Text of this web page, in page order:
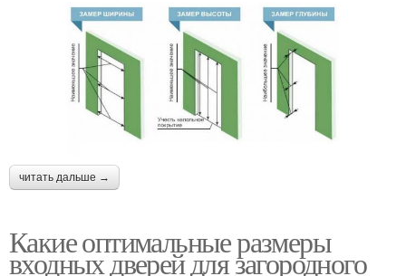
читать дальше →
Какие оптимальные размеры
входных дверей для загородного